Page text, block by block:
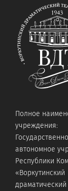
Полное
учреждения:
автономное
Республики
«Воркутинский
драматический